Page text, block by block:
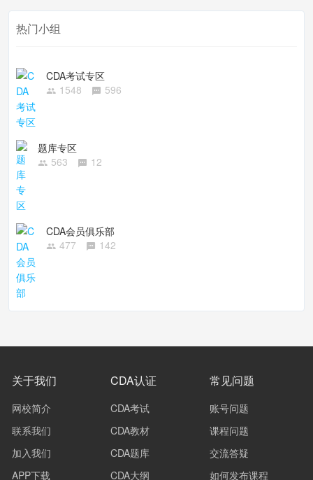
热门小组
CDA考试专区
1548
596
题库专区
563
12
CDA会员俱乐部
477
142
关于我们
网校简介
联系我们
加入我们
APP下载
CDA认证
CDA考试
CDA教材
CDA题库
CDA大纲
常见问题
账号问题
课程问题
交流答疑
如何发布课程